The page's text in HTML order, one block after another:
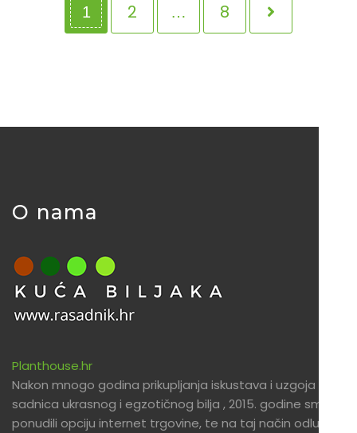
1 2 … 8
O nama
Planthouse.hr
Nakon mnogo godina prikupljanja iskustava i uzgoja
sadnica ukrasnog i egzotičnog bilja , 2015. godine smo
ponudili opciju internet trgovine, te na taj način odlučili